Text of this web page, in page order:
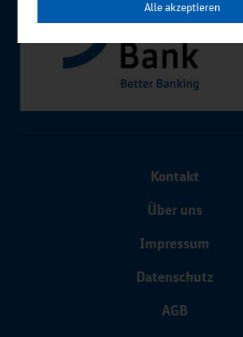
Kontakt
Über uns
Impressum
Datenschutz
AGB
Alle akzeptieren